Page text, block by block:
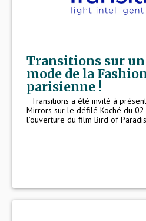
Transitions sur
mode de la
parisienne !
Transitions a été invité à
Mirrors sur le défilé Koché du
l’ouverture du film Bird of